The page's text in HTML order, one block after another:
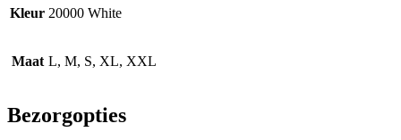
Kleur 20000 White
Maat L, M, S, XL, XXL
Bezorgopties